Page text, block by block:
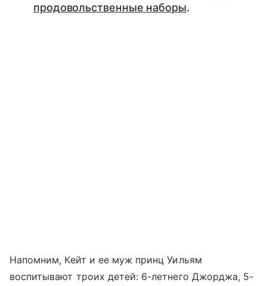
продовольственные наборы.
Напомним, Кейт и ее муж принц Уильям
воспитывают троих детей: 6-летнего Джорджа, 5-